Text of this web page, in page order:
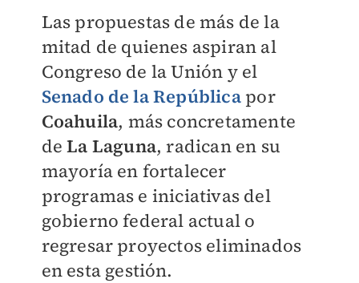
Las propuestas de más de la
mitad de quienes aspiran al
Congreso de la Unión y el
Senado de la Repúblicapor
Coahuila, más concretamente
deLa Laguna, radican en su
mayoría en fortalecer
programas e iniciativas del
gobierno federal actual o
regresar proyectos eliminados
en esta gestión.